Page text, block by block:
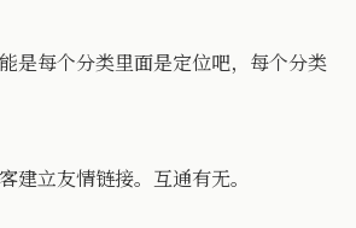
是每个分类里面是定位吧，每个分类
建立友情链接。互通有无。